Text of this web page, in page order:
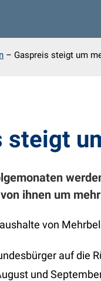
– Gaspreis steigt um
steigt
ihnen um
von
auf die
und